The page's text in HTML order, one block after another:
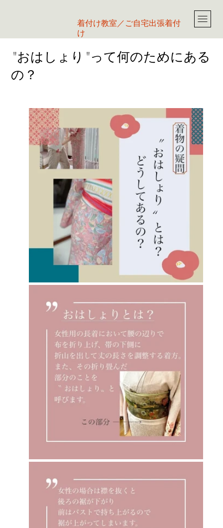
​着付け教室／ご自宅出張着付
け
"おはしょり"って何のためにある
の？